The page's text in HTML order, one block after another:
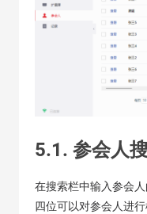
5.1. 参会人
在搜索栏中输入参会
四位可以对参会人进